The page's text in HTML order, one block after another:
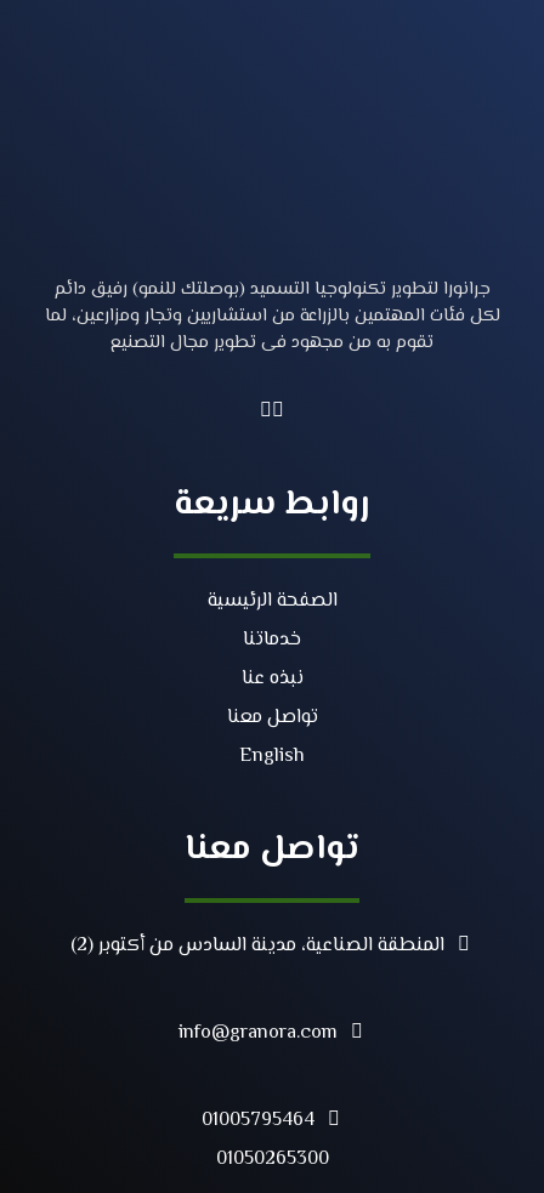
جرانورا لتطوير تكنولوجيا التسميد (بوصلتك للنمو) رفيق دائم
لكل فئات المهتمين بالزراعة من استشاريين وتجار ومزارعين، لما
تقوم به من مجهود فى تطوير مجال التصنيع
روابط سريعة
الصفحة الرئيسية
خدماتنا
نبذه عنا
تواصل معنا
English
تواصل معنا
المنطقة الصناعية، مدينة السادس من أكتوبر (2)
info@granora.com
01005795464
01050265300